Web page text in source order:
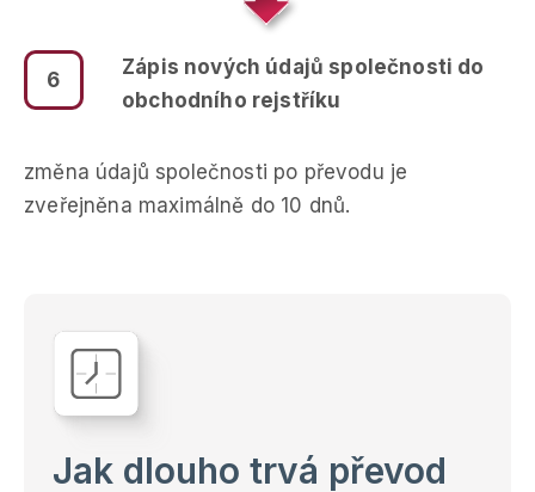
6
Zápis nových údajů společnosti do
obchodního rejstříku
změna údajů společnosti po převodu je
zveřejněna maximálně do 10 dnů.
Jak dlouho trvá převod